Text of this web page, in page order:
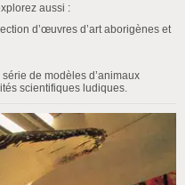
aussi :
d’œuvres d’art aborigènes et
série de modèles d’animaux
scientifiques ludiques.